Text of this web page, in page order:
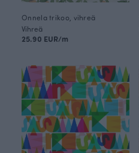
Onnela trikoo, vihreä
Vihreä
25.90 EUR/m